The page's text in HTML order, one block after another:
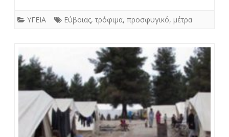
ΥΓΕΙΑ Εύβοιας, τρόφιμα, προσφυγικό, μέτρα